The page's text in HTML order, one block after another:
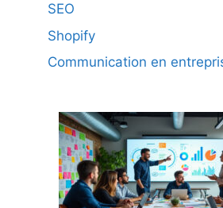
SEO
Shopify
Communication en